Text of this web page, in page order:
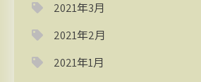
2021年3月
2021年2月
2021年1月